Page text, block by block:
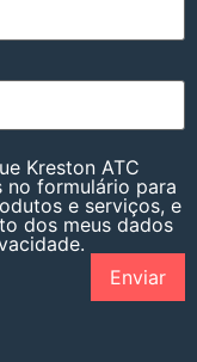
Kreston ATC
no formulário para
e serviços, e
dos meus dados